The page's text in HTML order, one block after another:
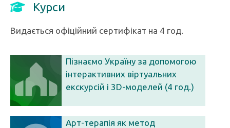
Курси
Видається офіційний сертифікат на 4 год.
Пізнаємо Україну за допомогою
інтерактивних віртуальних
екскурсій і 3D-моделей (4 год.)
Арт-терапія як метод